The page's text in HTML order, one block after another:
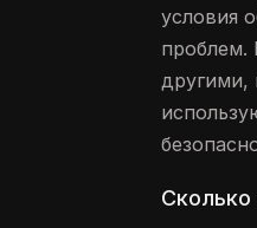
условия
проблем.
другими,
Сколько